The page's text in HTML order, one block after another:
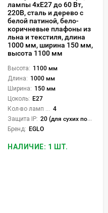
лампы 4xE27 до 60 Вт,
220В, сталь и дерево с
белой патиной, бело-
коричневые плафоны из
льна и текстиля, длина
1000 мм, ширина 150 мм,
высота 1100 мм
Высота: 1100 мм
Длина: 1000 мм
Ширина: 150 мм
Цоколь: E27
4
Защита IP: 20 (для сухих пом.)
Бренд: EGLO
НАЛИЧИЕ: 1 ШТ.